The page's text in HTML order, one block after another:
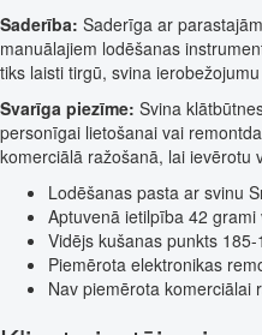
Saderība: Saderīga ar
manuālajiem lodēšanas
tiks laisti tirgū, svina
Svarīga piezīme: Svina
personīgai lietošanai vai
komerciālā ražošanā, lai ievērotu
Lodēšanas pasta ar svinu
Aptuvenā ietilpība 42
Vidējs kušanas punkts
Piemērota elektronikas
Nav piemērota komerciālai